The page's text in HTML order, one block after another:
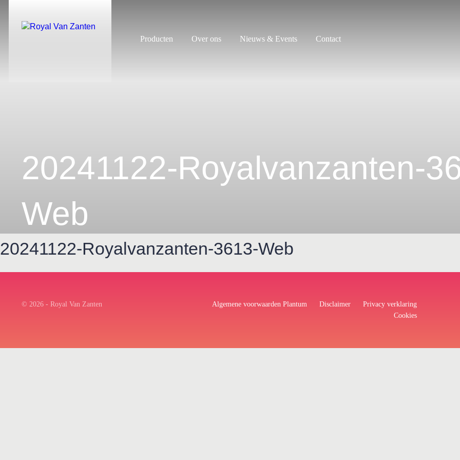
Producten Over ons Nieuws & Events Contact
20241122-Royalvanzanten-
Web
20241122-Royalvanzanten-3613-Web
© 2026 - Royal Van Zanten Algemene voorwaarden Plantum Disclaimer
Privacy verklaring
Cookies